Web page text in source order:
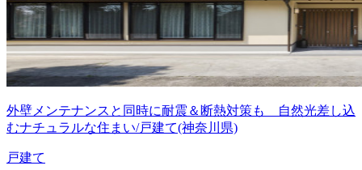
外壁メンテナンスと同時に耐震＆断熱対策も 自然光差し込
むナチュラルな住まい/戸建て(神奈川県)
戸建て